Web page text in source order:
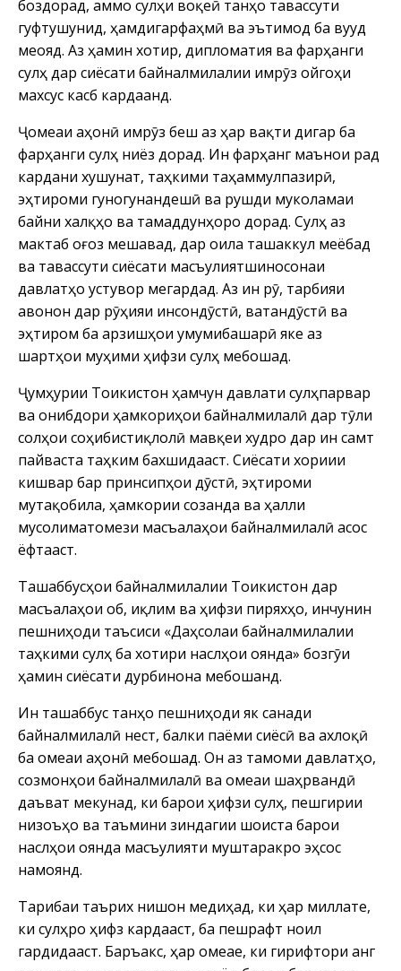
боздорад, аммо сулҳи воқеӣ танҳо тавассути
гуфтушунид, ҳамдигарфаҳмӣ ва эътимод ба вуҷуд
меояд. Аз ҳамин хотир, дипломатия ва фарҳанги
сулҳ дар сиёсати байналмилалии имрӯз ҷойгоҳи
махсус касб кардаанд.
Ҷомеаи ҷаҳонӣ имрӯз беш аз ҳар вақти дигар ба
фарҳанги сулҳ ниёз дорад. Ин фарҳанг маънои рад
кардани хушунат, таҳкими таҳаммулпазирӣ,
эҳтироми гуногунандешӣ ва рушди муколамаи
байни халқҳо ва тамаддунҳоро дорад. Сулҳ аз
мактаб оғоз мешавад, дар оила ташаккул меёбад
ва тавассути сиёсати масъулиятшиносонаи
давлатҳо устувор мегардад. Аз ин рӯ, тарбияи
ҷавонон дар рӯҳияи инсондӯстӣ, ватандӯстӣ ва
эҳтиром ба арзишҳои умумибашарӣ яке аз
шартҳои муҳими ҳифзи сулҳ мебошад.
Ҷумҳурии Тоҷикистон ҳамчун давлати сулҳпарвар
ва ҷонибдори ҳамкориҳои байналмилалӣ дар тӯли
солҳои соҳибистиқлолӣ мавқеи худро дар ин самт
пайваста таҳким бахшидааст. Сиёсати хориҷии
кишвар бар принсипҳои дӯстӣ, эҳтироми
мутақобила, ҳамкории созанда ва ҳалли
мусолиматомези масъалаҳои байналмилалӣ асос
ёфтааст.
Ташаббусҳои байналмилалии Тоҷикистон дар
масъалаҳои об, иқлим ва ҳифзи пиряхҳо, инчунин
пешниҳоди таъсиси «Даҳсолаи байналмилалии
таҳкими сулҳ ба хотири наслҳои оянда» бозгӯи
ҳамин сиёсати дурбинона мебошанд.
Ин ташаббус танҳо пешниҳоди як санади
байналмилалӣ нест, балки паёми сиёсӣ ва ахлоқӣ
ба ҷомеаи ҷаҳонӣ мебошад. Он аз тамоми давлатҳо,
созмонҳои байналмилалӣ ва ҷомеаи шаҳрвандӣ
даъват мекунад, ки барои ҳифзи сулҳ, пешгирии
низоъҳо ва таъмини зиндагии шоиста барои
наслҳои оянда масъулияти муштаракро эҳсос
намоянд.
Таҷрибаи таърих нишон медиҳад, ки ҳар миллате,
ки сулҳро ҳифз кардааст, ба пешрафт ноил
гардидааст. Баръакс, ҳар ҷомеае, ки гирифтори ҷанг